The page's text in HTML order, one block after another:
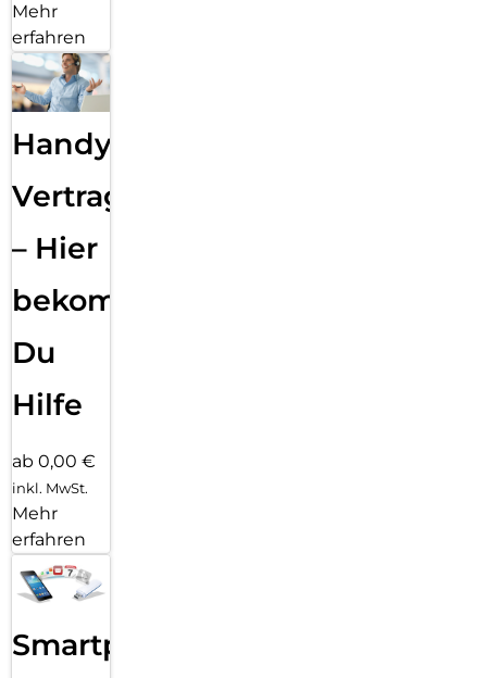
Mehr
erfahren
Handy
Vertragsabwicklung
– Hier
bekommst
Du
Hilfe
ab 0,00 €
inkl. MwSt.
Mehr
erfahren
Smartphone